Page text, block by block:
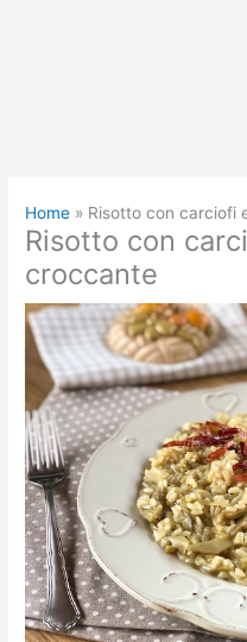
Home Risotto con carciofi
Risotto con
croccante